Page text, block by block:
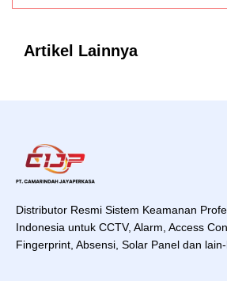
Artikel Lainnya
Distributor Resmi Sistem Keamanan
Indonesia untuk CCTV, Alarm, Access
Fingerprint, Absensi, Solar Panel dan lain-